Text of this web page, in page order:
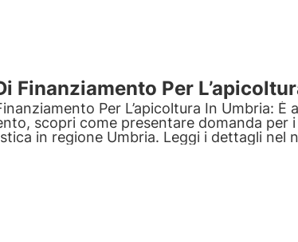
Finanziamento Per
Per L’apicoltura In Umbria:
scopri come presentare domanda per
in regione Umbria. Leggi i dettagli nel